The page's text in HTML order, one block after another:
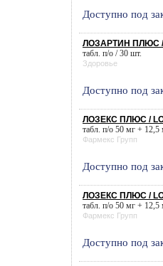
Доступно под
ЛОЗАРТИН ПЛЮС /
табл. п/о / 30 шт.
Здоровье
Доступно под
ЛОЗЕКС ПЛЮС /
табл. п/о 50 мг +
Фармекс Групп
Доступно под
ЛОЗЕКС ПЛЮС /
табл. п/о 50 мг +
Фармекс Групп
Доступно под